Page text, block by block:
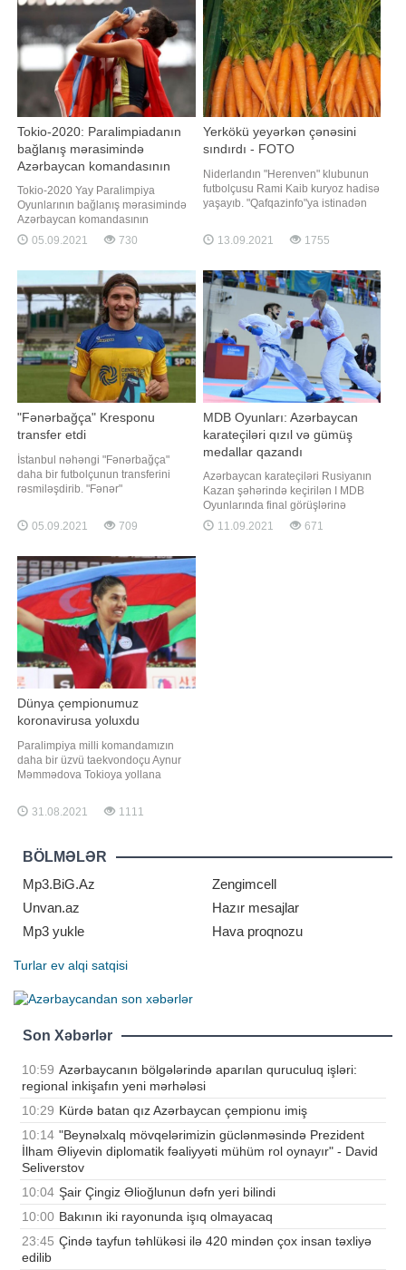
əvvəlcə bir-birinə qarşı uğurlu fənd
edərək vaza-ari xalı alıb. Daha
sonra Hüseyn Golde
ikinci yeri "Çelsi"nin forvard
Tokio-2020: Paralimpiadanın
bağlanış mərasimində
Azərbaycan komandasının
bayraqdarı müəyyənləşib
Tokio-2020 Yay Paralimpiya
Oyunlarının bağlanış mərasimində
Azərbaycan komandasının
bayraqdarı müəyyənləşib. Bayrağı
para-atlet Lamiyə Vəliyeva
Vəliyeva 400 metr məsafəyə
qaçışda qızıl, 100 metr məsafəyə
qaçışda isə gümüş medal əldə edib.
Bağlanış mərasimi Bakı vaxtı il
05.09.2021 730
Yerkökü yeyərkən çənəsini
sındırdı - FOTO
Niderlandın "Herenven" klubunun
futbolçusu Rami Kaib kuryoz hadisə
yaşayıb. "Qafqazinfo"ya istinadən
yerkökü yeyərkən çənəsini sındırıb.
Bu barədə "Herenven" klubunun
açıqlamasında deyib. Kaib bir
müddət əvvəl çənəsində
13.09.2021 1755
"Fənərbağça" Kresponu
transfer etdi
İstanbul nəhəngi "Fənərbağça"
daha bir futbolçunun transferini
rəsmiləşdirib. "Fənər"
çıxış edən Migel Kresponu heyətinə
cəlb edib. 1996-cı il təvəllüdlü
müayinədən keçəcək.( )
05.09.2021 709
MDB Oyunları: Azərbaycan
karateçiləri qızıl və gümüş
medallar qazandı
Azərbaycan karateçiləri Rusiyanın
Kazan şəhərində keçirilən I MDB
Oyunlarında final görüşlərinə
çıxıblar. "Report"un məlumatına
görə, 50 kq-da mübarizə aparan
11.09.2021 671
Dünya çempionumuz
koronavirusa yoluxdu
Paralimpiya milli komandamızın
daha bir üzvü taekvondoçu Aynur
Məmmədova Tokioya yollana
görə, üçqat dünya, 4 dəfə Avropa
çempionu parataekvondoçu Aynur
Dünya çempionu bu səbəbdən
sentyabrın 4-də dayanq üzərinə
çıxıb-çıxmama ehtimal
31.08.2021 1111
BÖLMƏLƏR
Mp3.BiG.Az
Zengimcell
Unvan.az
Hazır mesajlar
Mp3 yukle
Hava proqnozu
Turlar ev alqi satqisi
Son Xəbərlər
10:59 Azərbaycanın bölgələrində aparılan quruculuq işləri:
regional inkişafın yeni mərhələsi
10:29 Kürdə batan qız Azərbaycan çempionu imiş
10:14 "Beynəlxalq mövqelərimizin güclənməsində Prezident
İlham Əliyevin diplomatik fəaliyyəti mühüm rol oynayır" - David
Seliverstov
10:04 Şair Çingiz Əlioğlunun dəfn yeri bilindi
10:00 Bakının iki rayonunda işıq olmayacaq
23:45 Çində tayfun təhlükəsi ilə 420 mindən çox insan təxliyə
edilib